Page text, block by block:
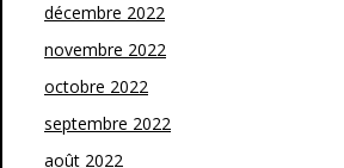
décembre 2022
novembre 2022
octobre 2022
septembre 2022
août 2022